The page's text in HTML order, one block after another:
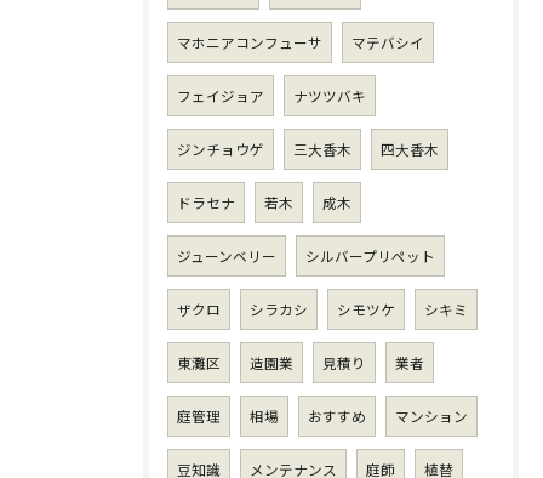
マホニアコンフューサ マテバシイ
フェイジョア ナツツバキ
ジンチョウゲ 三大香木 四大香木
ドラセナ 若木 成木
ジューンベリー シルバープリペット
ザクロ シラカシ シモツケ シキミ
東灘区 造園業 見積り 業者
庭管理 相場 おすすめ マンション
豆知識 メンテナンス 庭師 植替